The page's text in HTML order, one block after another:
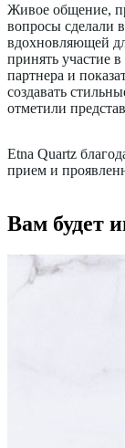
Живое общение,
вопросы сделали
вдохновляющей
принять участие
партнера и
создавать
отметили
Etna Quartz
прием и
Вам будет